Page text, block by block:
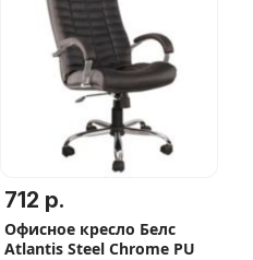
712 р.
Офисное кресло Белс
Atlantis Steel Chrome PU